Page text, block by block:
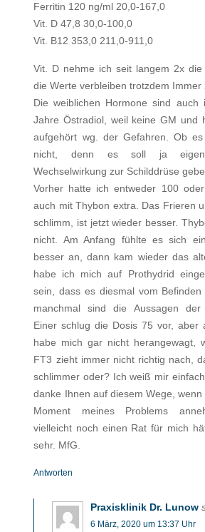
Ferritin 120 ng/ml 20,0-167,0
Vit. D 47,8 30,0-100,0
Vit. B12 353,0 211,0-911,0
Vit. D nehme ich seit langem 2x die
die Werte verbleiben trotzdem Immer
Die weiblichen Hormone sind auch
Jahre Östradiol, weil keine GM und
aufgehört wg. der Gefahren. Ob
nicht, denn es soll ja
Wechselwirkung zur Schilddrüse
Vorher hatte ich entweder 100
auch mit Thybon extra. Das Frieren
schlimm, ist jetzt wieder besser.
nicht. Am Anfang fühlte es sich
besser an, dann kam wieder das
habe ich mich auf Prothydrid
sein, dass es diesmal vom
manchmal sind die Aussagen der
Einer schlug die Dosis 75 vor, aber
habe mich gar nicht herangewagt,
FT3 zieht immer nicht richtig nach,
schlimmer oder? Ich weiß mir
danke Ihnen auf diesem Wege,
Moment meines Problems
vielleicht noch einen Rat für mich
sehr. MfG.
Antworten
Praxisklinik Dr. Lunow
6 März, 2020 um 13:37 Uhr